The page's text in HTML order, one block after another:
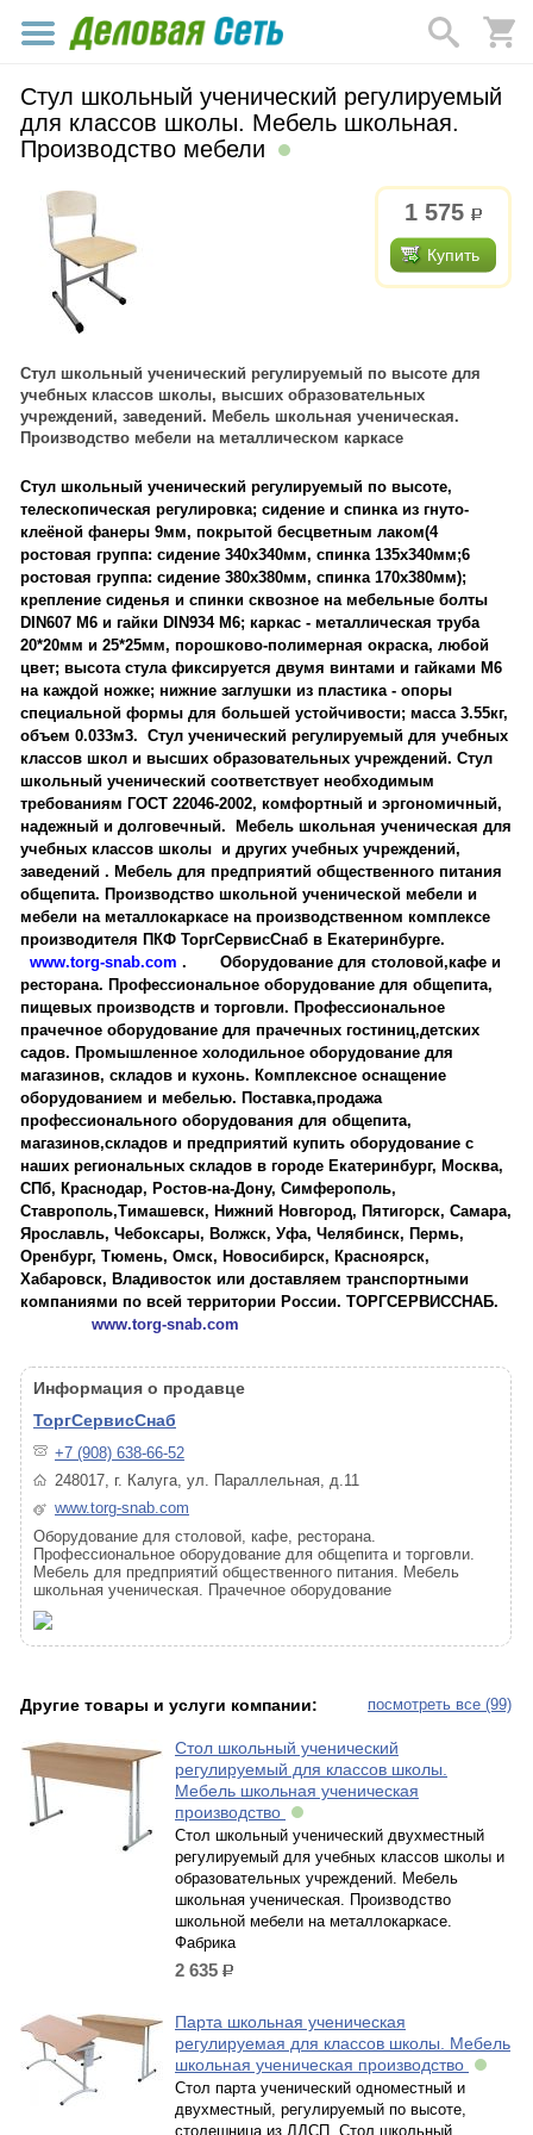
Стул школьный ученический регулируемый
для классов школы. Мебель школьная.
Производство мебели
1 575 р.
Купить
Стул школьный ученический регулируемый по высоте для
учебных классов школы, высших образовательных
учреждений, заведений. Мебель школьная ученическая.
Производство мебели на металлическом каркасе
Стул школьный ученический регулируемый по высоте,
телескопическая регулировка; сидение и спинка из гнуто-
клеёной фанеры 9мм, покрытой бесцветным лаком(4
ростовая группа: сидение 340х340мм, спинка 135х340мм;6
ростовая группа: сидение 380х380мм, спинка 170х380мм);
крепление сиденья и спинки сквозное на мебельные болты
DIN607 М6 и гайки DIN934 М6; каркас - металлическая труба
20*20мм и 25*25мм, порошково-полимерная окраска, любой
цвет; высота стула фиксируется двумя винтами и гайками М6
на каждой ножке; нижние заглушки из пластика - опоры
специальной формы для большей устойчивости; масса 3.55кг,
объем 0.033м3. Стул ученический регулируемый для учебных
классов школ и высших образовательных учреждений. Стул
школьный ученический соответствует необходимым
требованиям ГОСТ 22046-2002, комфортный и эргономичный,
надежный и долговечный. Мебель школьная ученическая для
учебных классов школы и других учебных учреждений,
заведений . Мебель для предприятий общественного питания
общепита. Производство школьной ученической мебели и
мебели на металлокаркасе на производственном комплексе
производителя ПКФ ТоргСервисСнаб в Екатеринбурге.
www.torg-snab.com . Оборудование для столовой,кафе и
ресторана. Профессиональное оборудование для общепита,
пищевых производств и торговли. Профессиональное
прачечное оборудование для прачечных гостиниц,детских
садов. Промышленное холодильное оборудование для
магазинов, складов и кухонь. Комплексное оснащение
оборудованием и мебелью. Поставка,продажа
профессионального оборудования для общепита,
магазинов,складов и предприятий купить оборудование с
наших региональных складов в городе Екатеринбург, Москва,
СПб, Краснодар, Ростов-на-Дону, Симферополь,
Ставрополь,Тимашевск, Нижний Новгород, Пятигорск, Самара,
Ярославль, Чебоксары, Волжск, Уфа, Челябинск, Пермь,
Оренбург, Тюмень, Омск, Новосибирск, Красноярск,
Хабаровск, Владивосток или доставляем транспортными
компаниями по всей территории России. ТОРГСЕРВИССНАБ.
www.torg-snab.com
Информация о продавце
ТоргСервисСнаб
+7 (908) 638-66-52
248017, г. Калуга, ул. Параллельная, д.11
www.torg-snab.com
Оборудование для столовой, кафе, ресторана.
Профессиональное оборудование для общепита и торговли.
Мебель для предприятий общественного питания. Мебель
школьная ученическая. Прачечное оборудование
посмотреть все (99)
Другие товары и услуги компании:
Стол школьный ученический
регулируемый для классов школы.
Мебель школьная ученическая
производство
Стол школьный ученический двухместный
регулируемый для учебных классов школы и
образовательных учреждений. Мебель
школьная ученическая. Производство
школьной мебели на металлокаркасе.
Фабрика
2 635 р.
Парта школьная ученическая
регулируемая для классов школы. Мебель
школьная ученическая производство
Стол парта ученический одноместный и
двухместный, регулируемый по высоте,
столешница из ЛДСП. Стол школьный